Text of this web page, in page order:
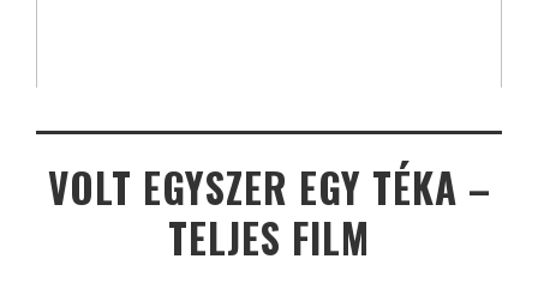
VOLT EGYSZER EGY TÉKA –
TELJES FILM